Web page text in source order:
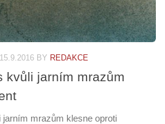
15.9.2016 BY REDAKCE
kvůli jarním mrazům
mrazům klesne oproti